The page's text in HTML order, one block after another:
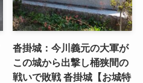
沓掛城：今川義元の大軍が
この城から出撃し桶狭間の
戦いで敗戦 沓掛城【お城特